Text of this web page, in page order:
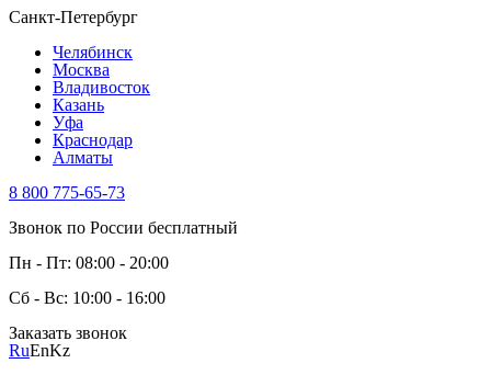
Санкт-Петербург
Челябинск
Москва
Владивосток
Казань
Уфа
Краснодар
Алматы
8 800 775-65-73
Звонок по России бесплатный
Пн - Пт: 08:00 - 20:00
Сб - Вс: 10:00 - 16:00
Заказать звонок
RuEnKz